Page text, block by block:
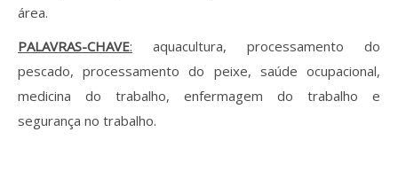
área.
PALAVRAS-CHAVE: aquacultura, processamento do
pescado, processamento do peixe, saúde ocupacional,
medicina do trabalho, enfermagem do trabalho e
segurança no trabalho.